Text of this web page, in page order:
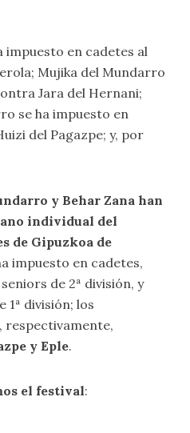
impuesto en cadetes al
Mujika del Mundarro
Jara del Hernani;
se ha impuesto en
del Pagazpe; y, por
y Behar Zana han
individual del
de Gipuzkoa de
impuesto en cadetes,
de 2ª división, y
1ª división; los
respectivamente,
y Eple.
el festival: